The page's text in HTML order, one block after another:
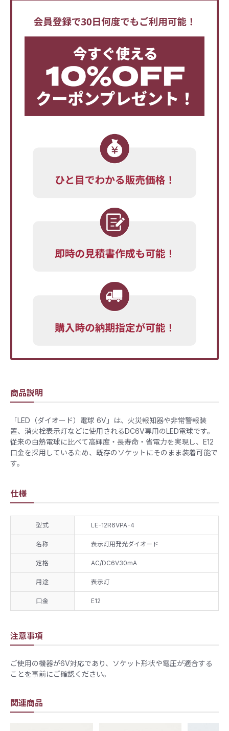
関連商品
商品説明
「LED（ダイオード）電球 6V」は、火災報知器や非常警報装
置、消火栓表示灯などに使用されるDC6V専用のLED電球です。
従来の白熱電球に比べて高輝度・長寿命・省電力を実現し、E12
口金を採用しているため、既存のソケットにそのまま装着可能で
す。
仕様
型式 LE-12R6VPA-4
名称 表示灯用発光ダイオード
定格 AC/DC6V30mA
用途 表示灯
口金 E12
注意事項
​ご使用の機器が6V対応であり、ソケット形状や電圧が適合する
ことを事前にご確認ください。